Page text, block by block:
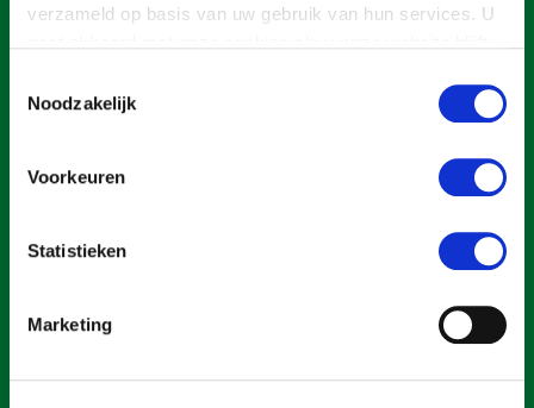
verzameld op basis van uw gebruik van hun services. U
Noodzakelijk
Voorkeuren
Statistieken
Marketing
Varkenshouderij
Vollegrondsgroente
Webinars
LTO Nederland
Medewerkers
Vacatures
Contact
Een ondernemers- en werkgeversorganisatie met meerwaarde,
voor een sector met meerwaarde. Dat is Land- en Tuinbouw
Over LTO